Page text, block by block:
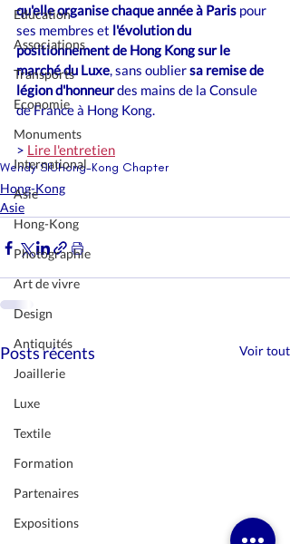
Education
Associations
Transports
Economie
Monuments
International
Asie
Hong-Kong
Photographie
Art de vivre
Design
Antiquités
Joaillerie
Luxe
Textile
Formation
Partenaires
Expositions
qu'elle organise chaque année à Paris pour
ses membres et l'évolution du
positionnement de Hong Kong sur le
marché du Luxe, sans oublier sa remise de
légion d'honneur des mains de la Consule
de France à Hong Kong.
> Lire l'entretien
Wendy SIUHong-Kong Chapter
Hong-Kong
Asie
Posts récents Voir tout